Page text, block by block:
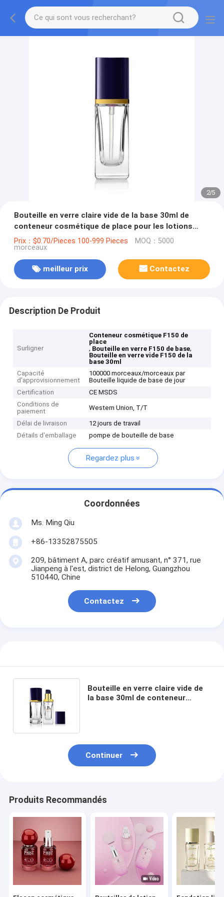
2/5
Bouteille en verre claire vide de la base 30ml de
conteneur cosmétique de place pour les lotions
F150
Prix：$0.70/Pieces 100-999 Pieces MOQ：5000
morceaux
meilleur prix Contactez
Description De Produit
Surligner
Conteneur cosmétique F150 de
place
, Bouteille en verre F150 de base,
Bouteille en verre vide F150 de la
base 30ml
Capacité
d'approvisionnement
100000 morceaux/morceaux par
Bouteille liquide de base de jour
Certification
CE MSDS
Conditions de
paiement
Western Union, T/T
Délai de livraison
12 jours de travail
Détails d'emballage
pompe de bouteille de base
Regardez plus
Coordonnées
Ms. Ming Qiu
+86-13352875505
209, bâtiment A, parc créatif amusant, n° 371, rue
Jianpeng à l'est, district de Helong, Guangzhou
510440, Chine
Contactez
Bouteille en verre claire vide de
la base 30ml de conteneur
Continuer
Produits Recommandés